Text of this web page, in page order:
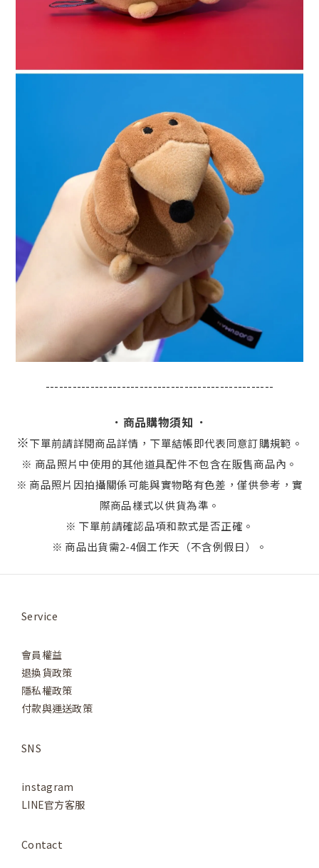
---------------------------------------------------
．商品購物須知 ．
※下單前請詳閱商品詳情，下單結帳即代表同意訂購規範。
※ 商品照片中使用的其他道具配件不包含在販售商品內。
※ 商品照片因拍攝關係可能與實物略有色差，僅供參考，實
際商品樣式以供貨為準。
※ 下單前請確認品項和款式是否正確。
※ 商品出貨需2-4個工作天（不含例假日）。
Service
會員權益
退換貨政策
隱私權政策
付款與運送政策
SNS
instagram
LINE官方客服
Contact